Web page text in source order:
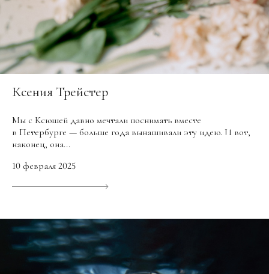
Ксения Трейстер
Мы с Ксюшей давно мечтали поснимать вместе
в Петербурге — больше года вынашивали эту идею. И вот,
наконец, она...
10 февраля 2025